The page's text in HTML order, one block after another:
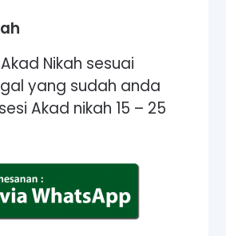
Nikah sesuai
yang sudah anda
Akad nikah 15 – 25